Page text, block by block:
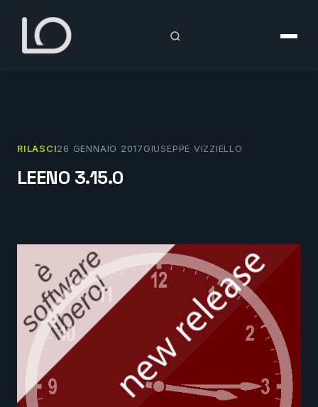
contenuto
RILASCI26 GENNAIO 2017 GIUSEPPE VIZZIELLO
LEENO 3.15.0